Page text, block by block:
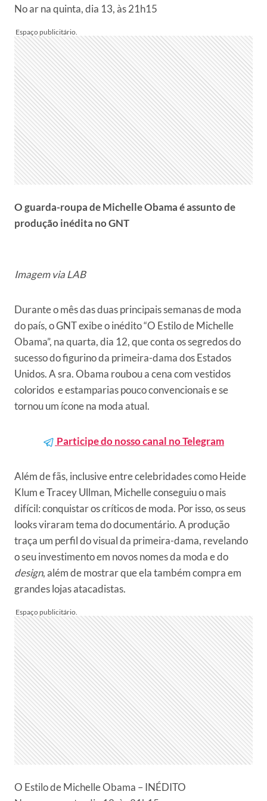
No ar na quinta, dia 13, às 21h15
O guarda-roupa de Michelle Obama é assunto de
produção inédita no GNT
Imagem viaLAB
Durante o mês das duas principais semanas de moda
do país, o GNT exibe o inédito “O Estilo de Michelle
Obama”, na quarta, dia 12, que conta os segredos do
sucesso do figurino da primeira-dama dos Estados
Unidos. A sra. Obama roubou a cena com vestidos
coloridos e estamparias pouco convencionais e se
tornou um ícone na moda atual.
Participe do nosso canal no Telegram
Além de fãs, inclusive entre celebridades como Heide
Klum e Tracey Ullman, Michelle conseguiu o mais
difícil: conquistar os críticos de moda. Por isso, os seus
looks viraram tema do documentário. A produção
traça um perfil do visual da primeira-dama, revelando
o seu investimento em novos nomes da moda e do
design, além de mostrar que ela também compra em
grandes lojas atacadistas.
O Estilo de Michelle Obama – INÉDITO